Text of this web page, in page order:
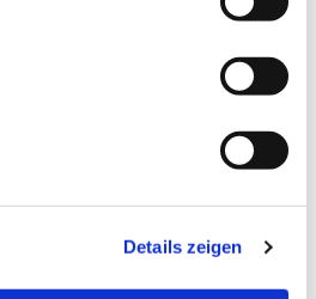
Details zeigen